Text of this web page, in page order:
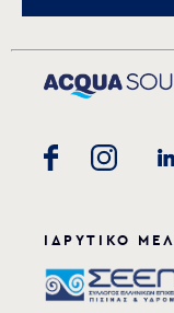
ΙΔΡΥΤΙΚΟ